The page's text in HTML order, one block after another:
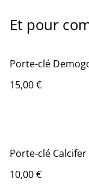
Et pour
Porte-clé
15,00 €
Porte-clé Calcifer
10,00 €